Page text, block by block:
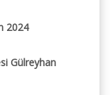
2024
Gülreyhan